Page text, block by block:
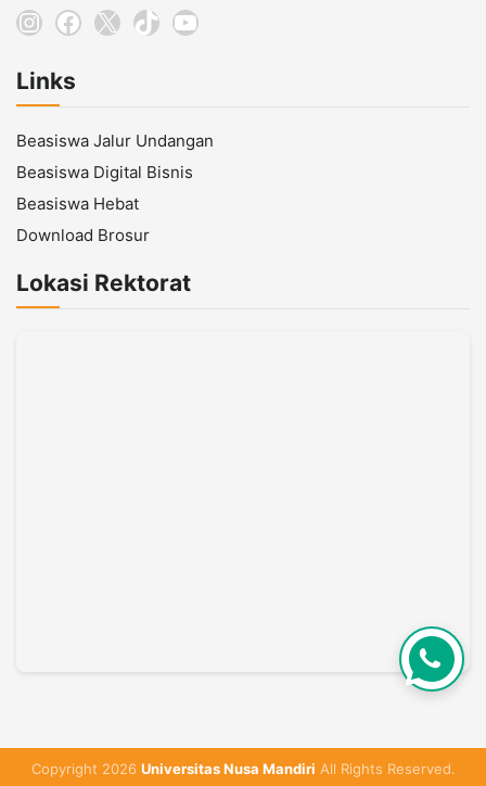
Instagram
Facebook
X TikTokYouTube
Links
Beasiswa Jalur Undangan
Beasiswa Digital Bisnis
Beasiswa Hebat
Download Brosur
Lokasi Rektorat
Copyright 2026 Universitas Nusa Mandiri All Rights Reserved.